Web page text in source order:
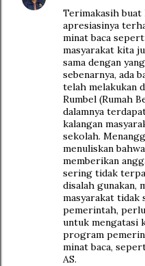
Terimakasih buat
apresiasinya
minat baca
masyarakat kita
sama dengan
sebenarnya, ada
telah melakukan
Rumbel (Rumah
dalamnya
kalangan
sekolah.
menuliskan
memberikan
sering tidak
disalah gunakan,
masyarakat tidak
pemerintah,
untuk mengatasi
program
minat baca,
AS.